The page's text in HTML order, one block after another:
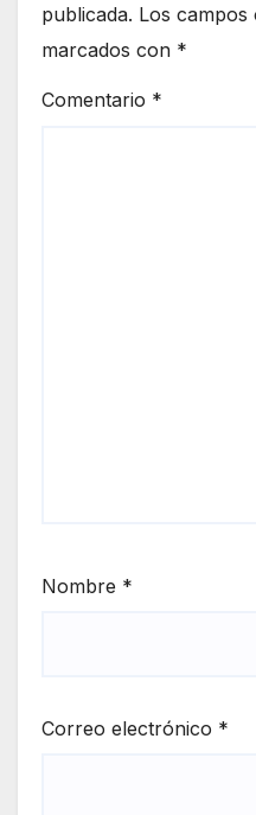
publicada. Los campos
marcados con *
Comentario *
Nombre *
Correo electrónico *